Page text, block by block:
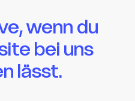
wenn du
bei uns
lässt.